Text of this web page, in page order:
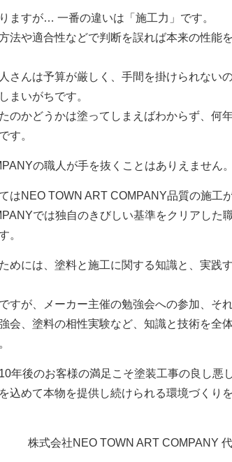
ますが… 一番の違いは「施工力」です。
法や適合性などで判断を誤れば本来の性能
さんは予算が厳しく、手間を掛けられない
まいがちです。
のかどうかは塗ってしまえばわからず、何
す。
の職人が手を抜くことはありえません。
はNEO TOWN ART COMPANY品質の施工
では独自のきびしい基準をクリアした
。
めには、塗料と施工に関する知識と、実践
すが、メーカー主催の勉強会への参加、そ
会、塗料の相性実験など、知識と技術を全
年後のお客様の満足こそ塗装工事の良し悪
込めて本物を提供し続けられる環境づくり
株式会社NEO TOWN ART COMPANY